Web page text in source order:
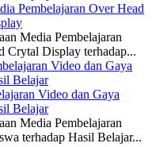
Pembelajaran Over Head
Media Pembelajaran
Crytal Display terhadap...
Video dan Gaya
Belajar
Media Pembelajaran
terhadap Hasil Belajar...